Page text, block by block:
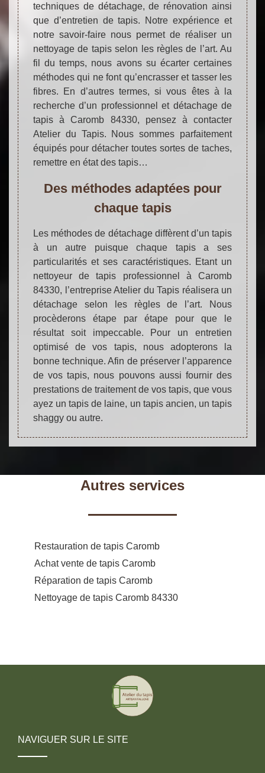
techniques de détachage, de rénovation ainsi
que d’entretien de tapis. Notre expérience et
notre savoir-faire nous permet de réaliser un
nettoyage de tapis selon les règles de l’art. Au
fil du temps, nous avons su écarter certaines
méthodes qui ne font qu’encrasser et tasser les
fibres. En d’autres termes, si vous êtes à la
recherche d’un professionnel et détachage de
tapis à Caromb 84330, pensez à contacter
Atelier du Tapis. Nous sommes parfaitement
équipés pour détacher toutes sortes de taches,
remettre en état des tapis…
Des méthodes adaptées pour
chaque tapis
Les méthodes de détachage diffèrent d’un tapis
à un autre puisque chaque tapis a ses
particularités et ses caractéristiques. Etant un
nettoyeur de tapis professionnel à Caromb
84330, l’entreprise Atelier du Tapis réalisera un
détachage selon les règles de l’art. Nous
procèderons étape par étape pour que le
résultat soit impeccable. Pour un entretien
optimisé de vos tapis, nous adopterons la
bonne technique. Afin de préserver l’apparence
de vos tapis, nous pouvons aussi fournir des
prestations de traitement de vos tapis, que vous
ayez un tapis de laine, un tapis ancien, un tapis
shaggy ou autre.
Autres services
Restauration de tapis Caromb
Achat vente de tapis Caromb
Réparation de tapis Caromb
Nettoyage de tapis Caromb 84330
NAVIGUER SUR LE SITE